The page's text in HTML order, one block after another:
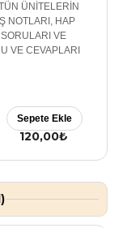
ÜNİTELERİN
NOTLARI, HAP
VE
VE CEVAPLARI
120,00₺
Sepete Ekle